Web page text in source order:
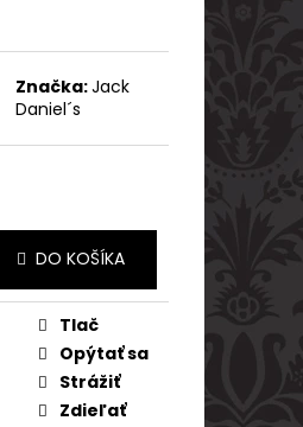
Značka:Jack
Daniel´s
DO KOŠÍKA
Tlač
Opýtať sa
Strážiť
Zdieľať